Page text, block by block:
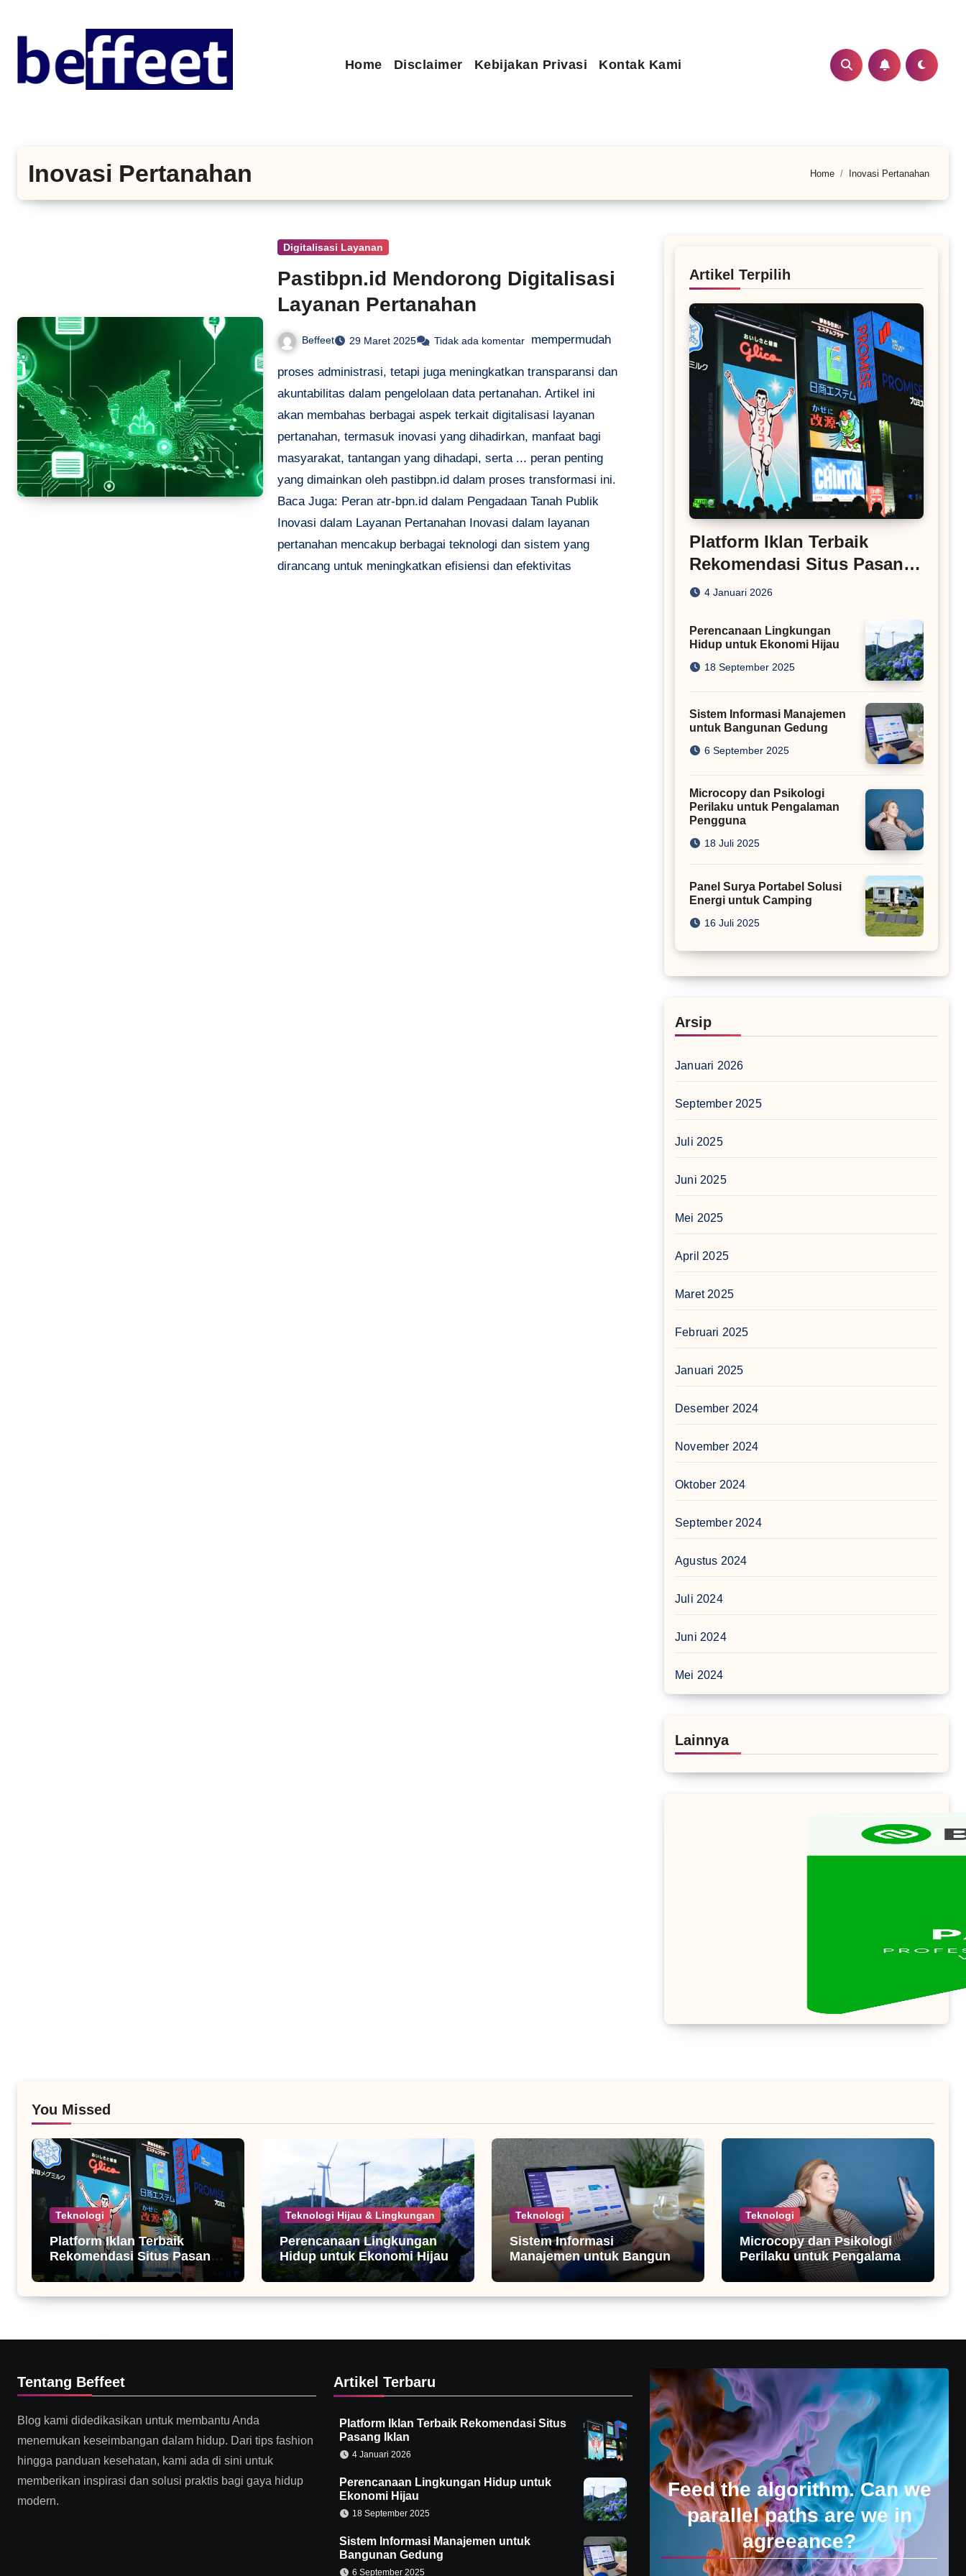
konten
Home Disclaimer Kebijakan Privasi Kontak Kami
Inovasi Pertanahan Home Inovasi Pertanahan
Digitalisasi Layanan
Pastibpn.id Mendorong Digitalisasi
Layanan Pertanahan
Beffeet 29 Maret 2025 Tidak ada komentar mempermudah
proses administrasi, tetapi juga meningkatkan transparansi dan
akuntabilitas dalam pengelolaan data pertanahan. Artikel ini
akan membahas berbagai aspek terkait digitalisasi layanan
pertanahan, termasuk inovasi yang dihadirkan, manfaat bagi
masyarakat, tantangan yang dihadapi, serta ... peran penting
yang dimainkan oleh pastibpn.id dalam proses transformasi ini.
Baca Juga: Peran atr-bpn.id dalam Pengadaan Tanah Publik
Inovasi dalam Layanan Pertanahan Inovasi dalam layanan
pertanahan mencakup berbagai teknologi dan sistem yang
dirancang untuk meningkatkan efisiensi dan efektivitas
Artikel Terpilih
Platform Iklan Terbaik
Rekomendasi Situs Pasang
Iklan
4 Januari 2026
Perencanaan Lingkungan
Hidup untuk Ekonomi Hijau
18 September 2025
Sistem Informasi Manajemen
untuk Bangunan Gedung
6 September 2025
Microcopy dan Psikologi
Perilaku untuk Pengalaman
Pengguna
18 Juli 2025
Panel Surya Portabel Solusi
Energi untuk Camping
16 Juli 2025
Arsip
Januari 2026
September 2025
Juli 2025
Juni 2025
Mei 2025
April 2025
Maret 2025
Februari 2025
Januari 2025
Desember 2024
November 2024
Oktober 2024
September 2024
Agustus 2024
Juli 2024
Juni 2024
Mei 2024
Lainnya
You Missed
Teknologi
Platform Iklan Terbaik
Rekomendasi Situs Pasang
Iklan
Teknologi Hijau & Lingkungan
Perencanaan Lingkungan
Hidup untuk Ekonomi Hijau
Teknologi
Sistem Informasi
Manajemen untuk Bangunan
Gedung
Teknologi
Microcopy dan Psikologi
Perilaku untuk Pengalaman
Pengguna
Tentang Beffeet
Blog kami didedikasikan untuk membantu Anda
menemukan keseimbangan dalam hidup. Dari tips fashion
hingga panduan kesehatan, kami ada di sini untuk
memberikan inspirasi dan solusi praktis bagi gaya hidup
modern.
Artikel Terbaru
Platform Iklan Terbaik Rekomendasi Situs
Pasang Iklan
4 Januari 2026
Perencanaan Lingkungan Hidup untuk
Ekonomi Hijau
18 September 2025
Sistem Informasi Manajemen untuk
Bangunan Gedung
6 September 2025
Feed the algorithm. Can we
parallel paths are we in
agreeance?